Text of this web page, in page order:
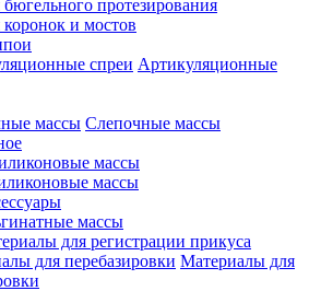
протезирования
коронок и мостов
Артикуляционные
Слепочные массы
массы
массы
массы
для регистрации прикуса
Материалы для